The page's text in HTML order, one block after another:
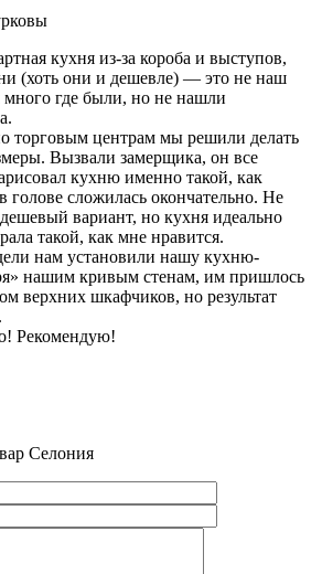
кухня из-за короба и выступов,
(хоть они и дешевле) — это не наш
где были, но не нашли
торговым центрам мы решили делать
Вызвали замерщика, он все
кухню именно такой, как
голове сложилась окончательно. Не
вариант, но кухня идеально
такой, как мне нравится.
нам установили нашу кухню-
нашим кривым стенам, им пришлось
верхних шкафчиков, но результат
Рекомендую!
Селония